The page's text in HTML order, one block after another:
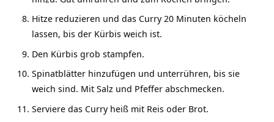
Hitze reduzieren und das Curry 20 Minuten köcheln
lassen, bis der Kürbis weich ist.
Den Kürbis grob stampfen.
Spinatblätter hinzufügen und unterrühren, bis sie
weich sind. Mit Salz und Pfeffer abschmecken.
Serviere das Curry heiß mit Reis oder Brot.